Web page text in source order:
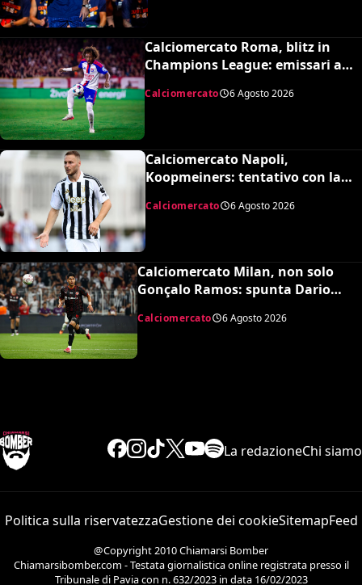
Calciomercato Roma, blitz in
Champions League: emissari a
Calciomercato 6 Agosto 2026
Calciomercato Napoli,
Koopmeiners: tentativo con la
Calciomercato 6 Agosto 2026
Calciomercato Milan, non solo
Gonçalo Ramos: spunta Dario
Calciomercato 6 Agosto 2026
La redazioneChi siamo
Politica sulla riservatezzaGestione dei cookieSitemapFeed
@Copyright 2010 Chiamarsi Bomber
Chiamarsibomber.com - Testata giornalistica online registrata presso il
Tribunale di Pavia con n. 632/2023 in data 16/02/2023